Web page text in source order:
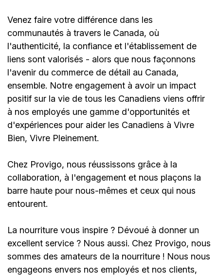
Venez faire votre différence dans les
communautés à travers le Canada, où
l'authenticité, la confiance et l'établissement de
liens sont valorisés - alors que nous façonnons
l'avenir du commerce de détail au Canada,
ensemble. Notre engagement à avoir un impact
positif sur la vie de tous les Canadiens viens offrir
à nos employés une gamme d'opportunités et
d'expériences pour aider les Canadiens à Vivre
Bien, Vivre Pleinement.
Chez Provigo, nous réussissons grâce à la
collaboration, à l'engagement et nous plaçons la
barre haute pour nous-mêmes et ceux qui nous
entourent.
La nourriture vous inspire ? Dévoué à donner un
excellent service ? Nous aussi. Chez Provigo, nous
sommes des amateurs de la nourriture ! Nous nous
engageons envers nos employés et nos clients,